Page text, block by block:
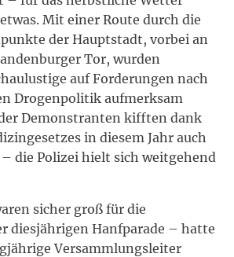
Mit einer Route durch die
der Hauptstadt, vorbei an
Tor, wurden
auf Forderungen nach
Drogenpolitik aufmerksam
Demonstranten kifften dank
in diesem Jahr auch
die Polizei hielt sich weitgehend
sicher groß für die
diesjährigen Hanfparade – hatte
Versammlungsleiter